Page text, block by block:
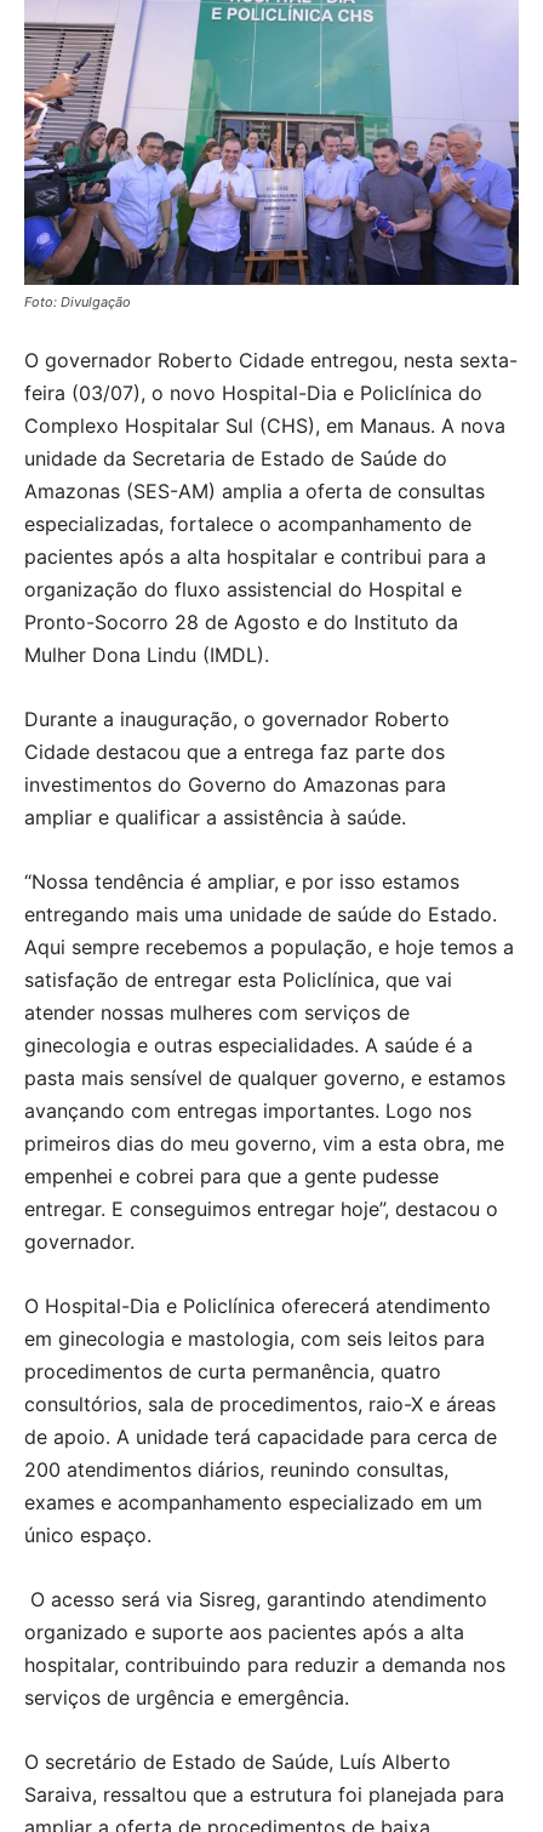
Foto: Divulgação
O governador Roberto Cidade entregou, nesta sexta-
feira (03/07), o novo Hospital-Dia e Policlínica do
Complexo Hospitalar Sul (CHS), em Manaus. A nova
unidade da Secretaria de Estado de Saúde do
Amazonas (SES-AM) amplia a oferta de consultas
especializadas, fortalece o acompanhamento de
pacientes após a alta hospitalar e contribui para a
organização do fluxo assistencial do Hospital e
Pronto-Socorro 28 de Agosto e do Instituto da
Mulher Dona Lindu (IMDL).
Durante a inauguração, o governador Roberto
Cidade destacou que a entrega faz parte dos
investimentos do Governo do Amazonas para
ampliar e qualificar a assistência à saúde.
“Nossa tendência é ampliar, e por isso estamos
entregando mais uma unidade de saúde do Estado.
Aqui sempre recebemos a população, e hoje temos a
satisfação de entregar esta Policlínica, que vai
atender nossas mulheres com serviços de
ginecologia e outras especialidades. A saúde é a
pasta mais sensível de qualquer governo, e estamos
avançando com entregas importantes. Logo nos
primeiros dias do meu governo, vim a esta obra, me
empenhei e cobrei para que a gente pudesse
entregar. E conseguimos entregar hoje”, destacou o
governador.
O Hospital-Dia e Policlínica oferecerá atendimento
em ginecologia e mastologia, com seis leitos para
procedimentos de curta permanência, quatro
consultórios, sala de procedimentos, raio-X e áreas
de apoio. A unidade terá capacidade para cerca de
200 atendimentos diários, reunindo consultas,
exames e acompanhamento especializado em um
único espaço.
O acesso será via Sisreg, garantindo atendimento
organizado e suporte aos pacientes após a alta
hospitalar, contribuindo para reduzir a demanda nos
serviços de urgência e emergência.
O secretário de Estado de Saúde, Luís Alberto
Saraiva, ressaltou que a estrutura foi planejada para
ampliar a oferta de procedimentos de baixa